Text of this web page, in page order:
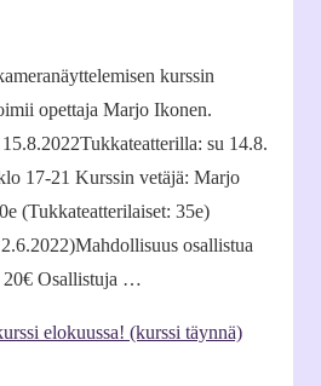
kurssin
opettaja Marjo Ikonen.
su 14.8.
17-21 Kurssin vetäjä: Marjo
(Tukkateatterilaiset: 35e)
osallistua
20€ Osallistuja …
elokuussa! (kurssi täynnä)